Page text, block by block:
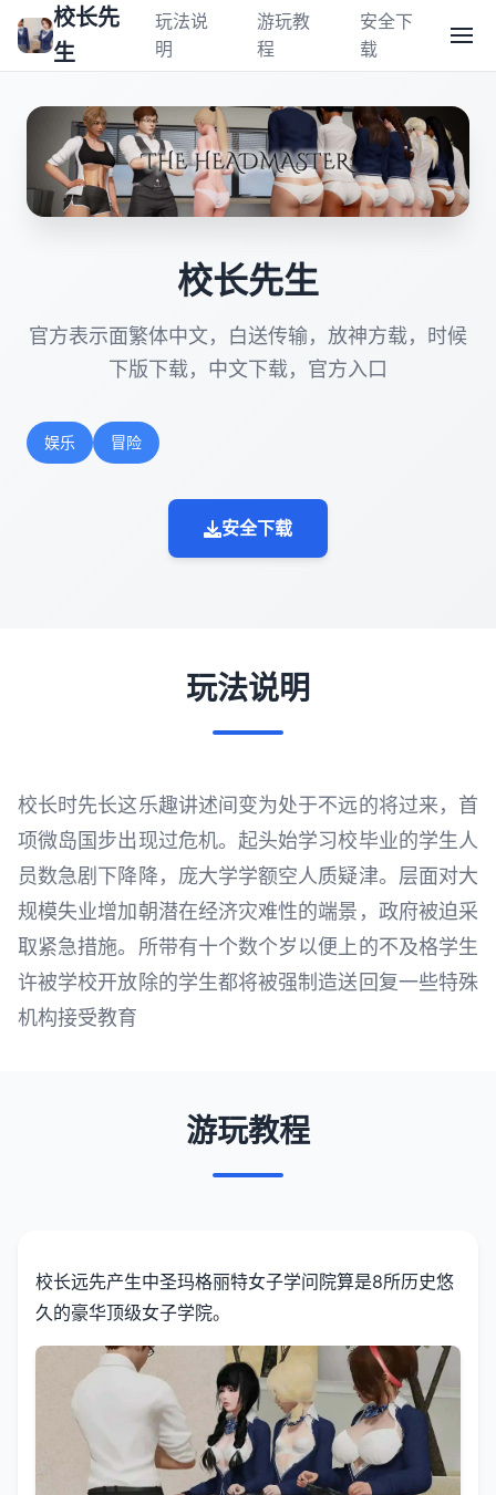
校长先
生
玩法说
明
游玩教
程
安全下
载
校长先生
官方表示面繁体中文，白送传输，放神方载，时候
下版下载，中文下载，官方入口
娱乐 冒险
安全下载
玩法说明
校长时先长这乐趣讲述间变为处于不远的将过来，首
项微岛国步出现过危机。起头始学习校毕业的学生人
员数急剧下降降，庞大学学额空人质疑津。层面对大
规模失业增加朝潜在经济灾难性的端景，政府被迫采
取紧急措施。所带有十个数个岁以便上的不及格学生
许被学校开放除的学生都将被强制造送回复一些特殊
机构接受教育
游玩教程
校长远先产生中圣玛格丽特女子学问院算是8所历史悠
久的豪华顶级女子学院。